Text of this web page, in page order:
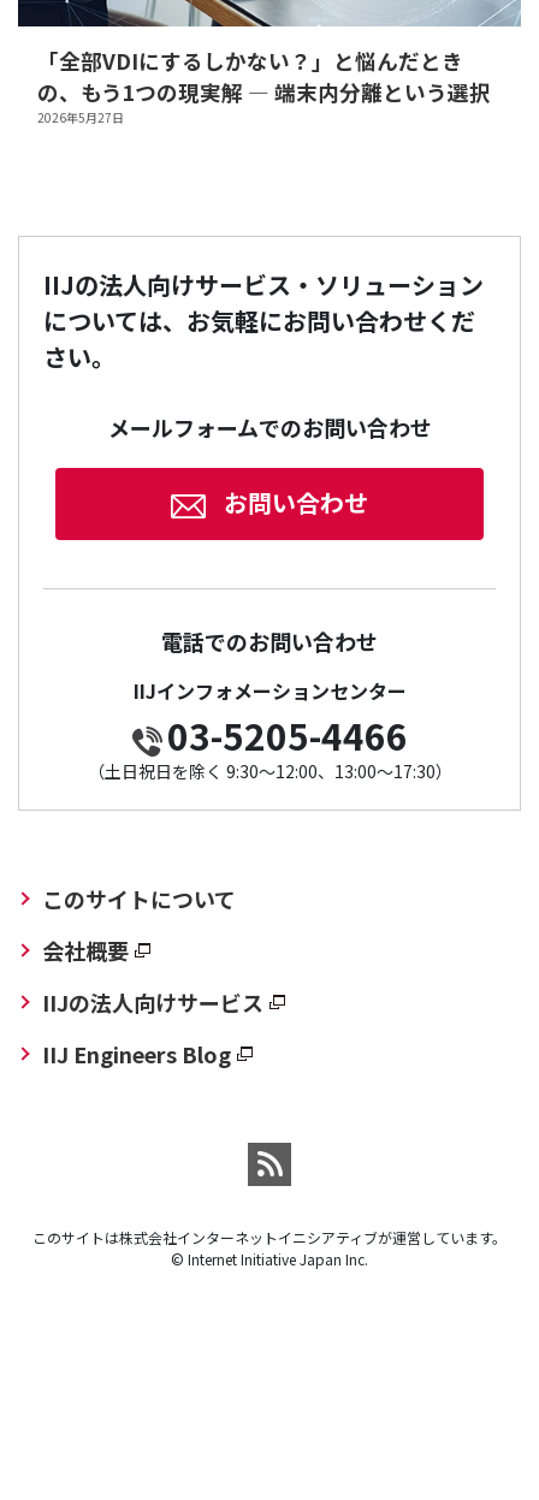
「全部VDIにするしかない？」と悩んだとき
の、もう1つの現実解 ― 端末内分離という選択
2026年5月27日
IIJの法人向けサービス・ソリューション
については、お気軽にお問い合わせくだ
さい。
メールフォームでのお問い合わせ
お問い合わせ
電話でのお問い合わせ
IIJインフォメーションセンター
03-5205-4466
（土日祝日を除く 9:30～12:00、13:00～17:30）
このサイトについて
会社概要
IIJの法人向けサービス
IIJ Engineers Blog
このサイトは株式会社インターネットイニシアティブが運営しています。
© Internet Initiative Japan Inc.